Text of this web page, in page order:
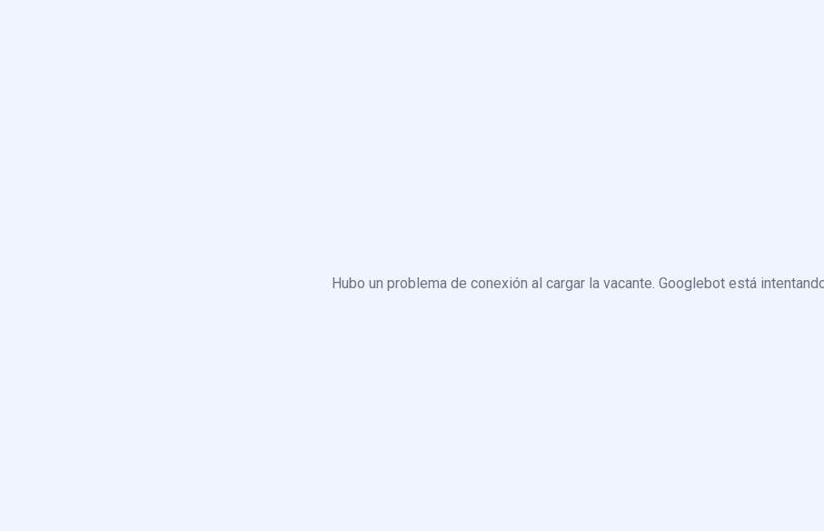
Hubo un problema de conexión al cargar la vacante. Googlebot está